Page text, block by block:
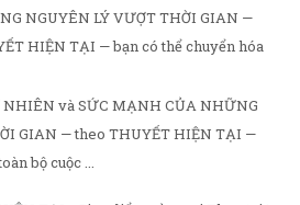
NGUYÊN LÝ VƯỢT THỜI GIAN —
HIỆN TẠI — bạn có thể chuyển hóa
và SỨC MẠNH CỦA NHỮNG
GIAN — theo THUYẾT HIỆN TẠI —
bộ cuộc ...